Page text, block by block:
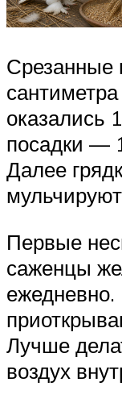
Срезанные
оказались
посадки —
Далее
Первые
саженцы
Лучше
воздух